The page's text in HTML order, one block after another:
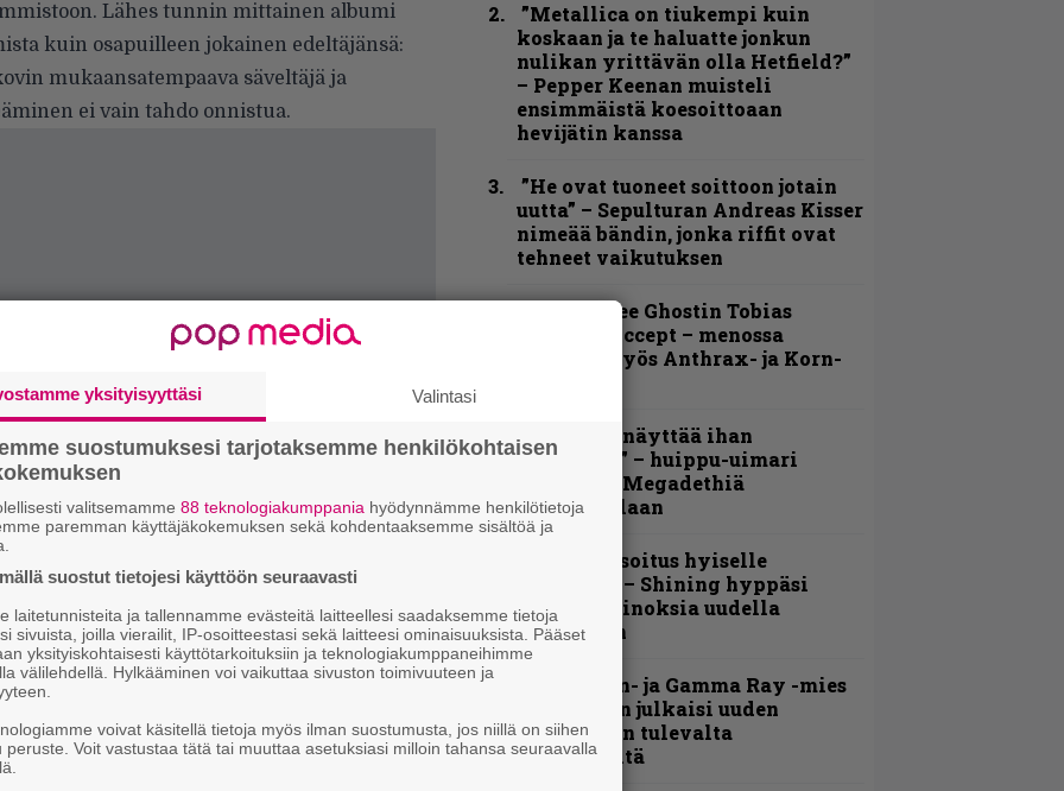
Lähes tunnin mittainen albumi
kuin osapuilleen jokainen edeltäjänsä:
mukaansatempaava säveltäjä ja
ei vain tahdo onnistua.
moukaroidaan. Kuolometallin
kun pääosin keskitempoisesti runtattu
Satunnaista sooloa tai pientä
tarjota. Laulu on kauttaaltaan karkeaa,
”Metallica on tiukempi kuin
koskaan ja te haluatte jonkun
nulikan yrittävän olla Hetfield?”
– Pepper Keenan muisteli
ensimmäistä koesoittoaan
hevijätin kanssa
”He ovat tuoneet soittoon jotain
uutta” – Sepulturan Andreas Kisser
nimeää bändin, jonka riffit ovat
tehneet vaikutuksen
Näin lähtee Ghostin Tobias
Forgelta Accept – menossa
mukana myös Anthrax- ja Korn-
”Mitalini näyttää ihan
plektralta” – huippu-uimari
jamittelee Megadethiä
palkinnollaan
Kunnianosoitus hyiselle
Pohjolalle – Shining hyppäsi
keskelle kinoksia uudella
videollaan
Helloween- ja Gamma Ray -mies
Kai Hansen julkaisi uuden
maistiaisen tulevalta
soololevyltä
yksityisyyttäsi Valintasi
suostumuksesi tarjotaksemme henkilökohtaisen
valitsemamme 88 teknologiakumppania hyödynnämme henkilötietoja
paremman käyttäjäkokemuksen sekä kohdentaaksemme sisältöä ja
suostut tietojesi käyttöön seuraavasti
laitetunnisteita ja tallennamme evästeitä laitteellesi saadaksemme tietoja
sivuista, joilla vierailit, IP-osoitteestasi sekä laitteesi ominaisuuksista. Pääset
yksityiskohtaisesti käyttötarkoituksiin ja teknologiakumppaneihimme
välilehdellä. Hylkääminen voi vaikuttaa sivuston toimivuuteen ja
voivat käsitellä tietoja myös ilman suostumusta, jos niillä on siihen
peruste. Voit vastustaa tätä tai muuttaa asetuksiasi milloin tahansa seuraavalla